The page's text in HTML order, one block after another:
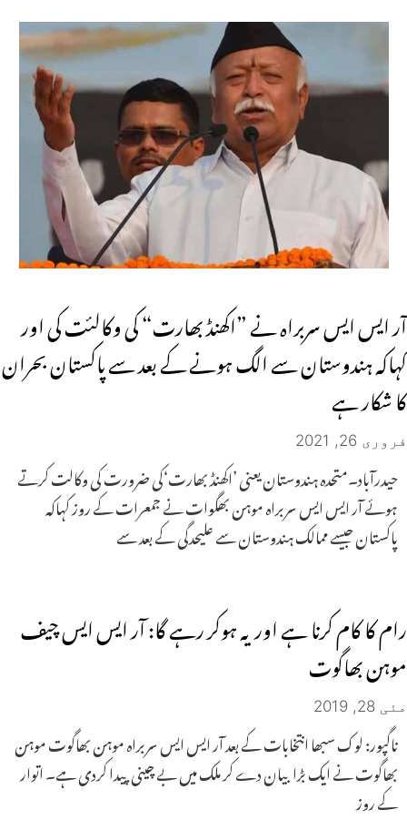
آر ایس ایس سربراہ نے ”اکھنڈ بھارت“ کی وکالئت کی اور
کہاکہ ہندوستان سے الگ ہونے کے بعد سے پاکستان بحران
کا شکار ہے
فروری 26, 2021
حیدرآباد۔متحدہ ہندوستان یعنی ’اکھنڈ بھارت‘کی ضرورت کی وکالت کرتے
ہوئے آر ایس ایس سربراہ موہن بھگوات نے جمعرات کے روز کہاکہ
پاکستان جیسے ممالک ہندوستان سے علیحدگی کے بعد سے
رام کا کام کرنا ہے اور یہ ہوکر رہے گا: آر ایس ایس چیف
موہن بھاگوت
مئی 28, 2019
ناگپور: لوک سبھا انتخابات کے بعد آر ایس ایس سربراہ موہن بھاگوت موہن
بھاگوت نے ایک بڑا بیان دے کر ملک میں بے چینی پیدا کردی ہے۔ اتوار
کے روز